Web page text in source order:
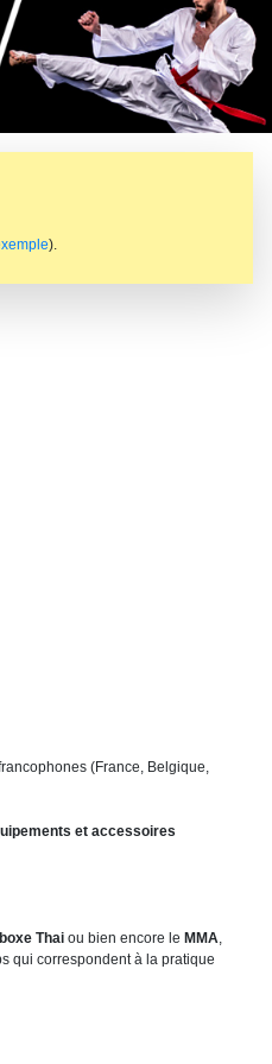
).
(France, Belgique,
et accessoires
boxe Thai ou bien encore le MMA,
qui correspondent à la pratique